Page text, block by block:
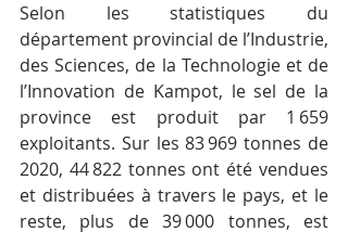
Selon les statistiques du
département provincial de l’Industrie,
des Sciences, de la Technologie et de
l’Innovation de Kampot, le sel de la
province est produit par 1 659
exploitants. Sur les 83 969 tonnes de
2020, 44 822 tonnes ont été vendues
et distribuées à travers le pays, et le
reste, plus de 39 000 tonnes, est